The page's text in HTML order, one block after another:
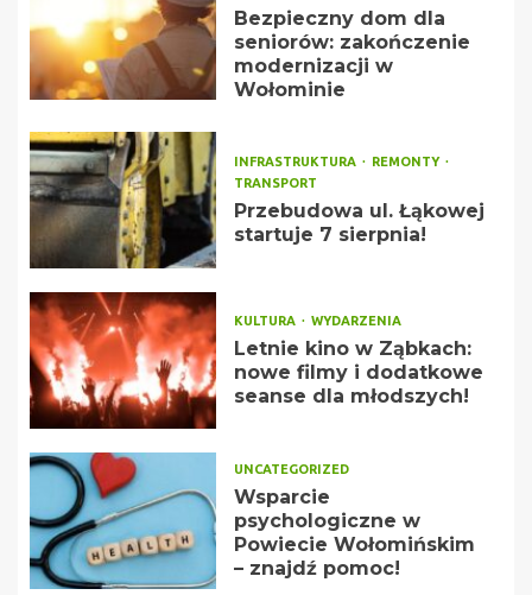
Bezpieczny dom dla
seniorów: zakończenie
modernizacji w
Wołominie
INFRASTRUKTURA
REMONTY
TRANSPORT
Przebudowa ul. Łąkowej
startuje 7 sierpnia!
KULTURA WYDARZENIA
Letnie kino w Ząbkach:
nowe filmy i dodatkowe
seanse dla młodszych!
UNCATEGORIZED
Wsparcie
psychologiczne w
Powiecie Wołomińskim
– znajdź pomoc!